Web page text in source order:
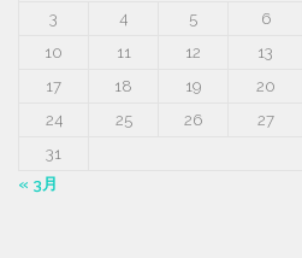
3
4 5 6
10
11 12 13
17
18 19 20
24
25 26 27
31
« 3月